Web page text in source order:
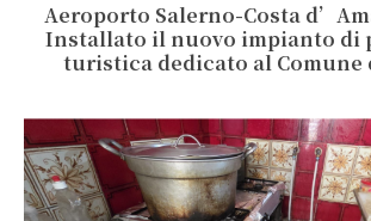
Aeroporto Salerno-Costa
Installato il nuovo impianto di
turistica dedicato al Comune